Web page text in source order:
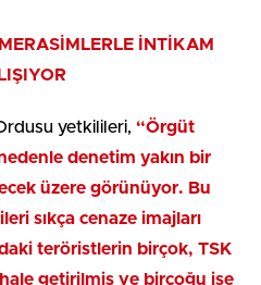
İNTİKAM
yetkilileri, “Örgüt
denetim yakın bir
üzere görünüyor. Bu
sıkça cenaze imajları
teröristlerin birçok, TSK
getirilmiş ve birçoğu ise